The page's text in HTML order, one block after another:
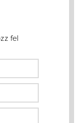
fel